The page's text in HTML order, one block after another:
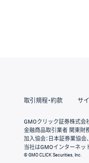
取引規程・約款 サ
GMOクリック証券株式会
金融商品取引業者 関東財
加入協会：日本証券業協
当社はGMOインターネッ
© GMO CLICK Securities, Inc.